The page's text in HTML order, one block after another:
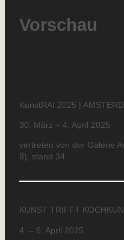
Vorschau
KunstRAI 2025 |
30. März – 4. April 2025
vertreten von der Galerie
8), stand 34
KUNST TRIFFT
4. – 6. April 2025